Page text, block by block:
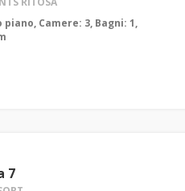
piano, Camere: 3, Bagni: 1,
7